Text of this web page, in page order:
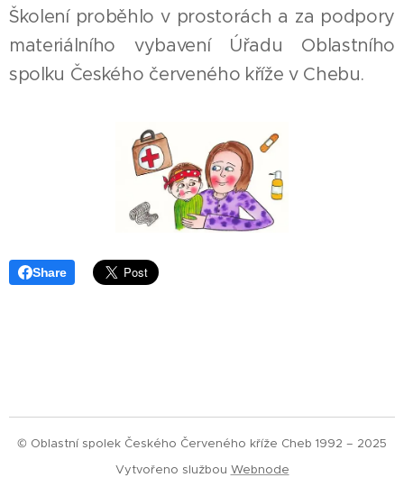
Školení proběhlo v prostorách a za podpory
materiálního vybavení Úřadu Oblastního
spolku Českého červeného kříže v Chebu.
Share
© Oblastní spolek Českého Červeného kříže Cheb 1992 – 2025
Vytvořeno službou Webnode